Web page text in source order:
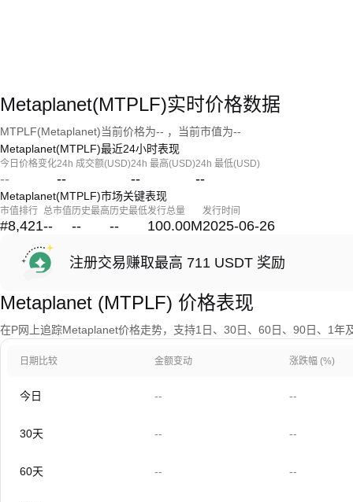
Metaplanet(MTPLF)实时价格数据
MTPLF(Metaplanet)当前价格为-- ，当前市值为--
Metaplanet(MTPLF)最近24小时表现
今日价格变化
--
24h 成交额(USD)
--
24h 最高(USD)
--
24h 最低(USD)
--
Metaplanet(MTPLF)市场关键表现
市值排行
#8,421
总市值
--
历史最高
--
历史最低
--
发行总量
100.00M
发行时间
2025-06-26
注册交易赚取最高 711 USDT 奖励
Metaplanet (MTPLF) 价格表现
在P网上追踪Metaplanet价格走势，支持1日、30日、60日、90日、1年
日期比较 金额变动 涨跌幅 (%)
今日 -- --
30天 -- --
60天 -- --